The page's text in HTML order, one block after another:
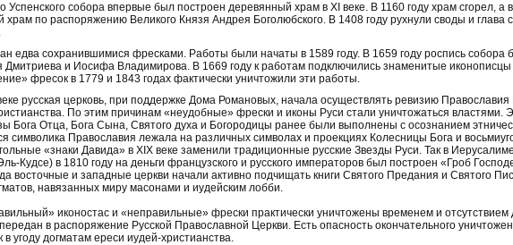
Успенского собора впервые был построен деревянный храм в XI веке. В 1160 году храм сгорел, а в
по распоряжению Великого Князя Андрея Боголюбского. В 1408 году рухнули своды и глава
едва сохранившимися фресками. Работы были начаты в 1589 году. В 1659 году роспись собора
Дмитриева и Иосифа Владимирова. В 1669 году к работам подключились знаменитые иконописцы
фресок в 1779 и 1843 годах фактически уничтожили эти работы.
русская церковь, при поддержке Дома Романовых, начала осуществлять ревизию Православия
По этим причинам «неудобные» фрески и иконы Руси стали уничтожаться властями.
Бога Отца, Бога Сына, Святого духа и Богородицы ранее были выполнены с осознанием
символика Православия лежала на различных символах и проекциях Колесницы Бога и
«знаки Давида» в XIX веке заменили традиционные русские Звезды Руси. Так в
Кудсе) в 1810 году на деньги французского и русского императоров был построен «Гроб
восточные и западные церкви начали активно подчищать книги Святого Предания и Святого
навязанных миру масонами и иудейским лобби.
иконостас и «неправильные» фрески практически уничтожены временем и отсутствием
в распоряжение Русской Православной Церкви. Есть опасность окончательного
угоду догматам ереси иудей-христианства.